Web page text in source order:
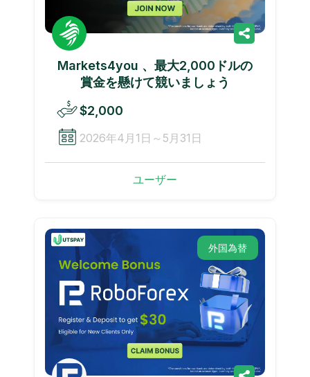
Markets4you 、最大2,000ドルの
賞金を懸けて競いましょう
$2,000
2026年4月1日～5月31日
ユーザー
外国為替